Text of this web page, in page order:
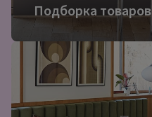
Подборка товаров
Подробнее